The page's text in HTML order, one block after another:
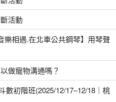
活動
樂相遇.在北車公共鋼琴】用琴聲
做寵物溝通嗎？
數初階班(2025/12/17–12/18｜桃